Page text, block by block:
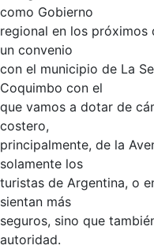
como Gobierno
regional en los próximos
un convenio
con el municipio de La
Coquimbo con el
que vamos a dotar de
costero,
principalmente, de la
solamente los
turistas de Argentina, o
sientan más
seguros, sino que
autoridad.